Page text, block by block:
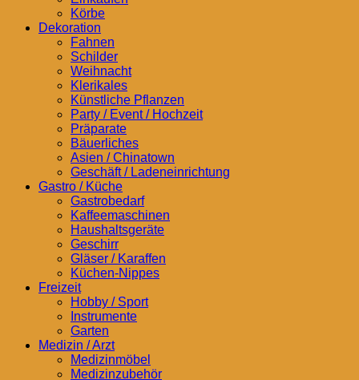
Körbe
Dekoration
Fahnen
Schilder
Weihnacht
Klerikales
Künstliche Pflanzen
Party / Event / Hochzeit
Präparate
Bäuerliches
Asien / Chinatown
Geschäft / Ladeneinrichtung
Gastro / Küche
Gastrobedarf
Kaffeemaschinen
Haushaltsgeräte
Geschirr
Gläser / Karaffen
Küchen-Nippes
Freizeit
Hobby / Sport
Instrumente
Garten
Medizin / Arzt
Medizinmöbel
Medizinzubehör